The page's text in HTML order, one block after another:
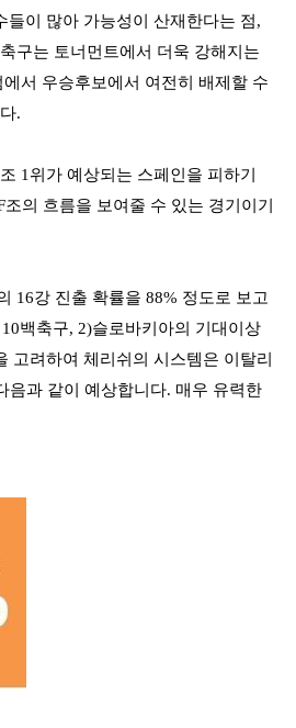
들이 많아 가능성이 산재한다는 점,
구는 토너먼트에서 더욱 강해지는
서 우승후보에서 여전히 배제할 수
.
조 1 위가 예상되는 스페인을 피하기
조의 흐름을 보여줄 수 있는 경기이기
16강 진출 확률을 88% 정도로 보고
10백축구, 2)슬로바키아의 기대이상
고려하여 체리쉬의 시스템은 이탈리
음과 같이 예상합니다. 매우 유력한